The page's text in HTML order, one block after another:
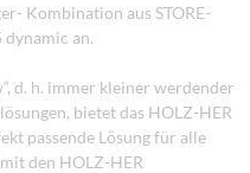
Kombination aus STORE-
dynamic an.
d. h. immer kleiner werdender
bietet das HOLZ-HER
passende Lösung für alle
den HOLZ-HER